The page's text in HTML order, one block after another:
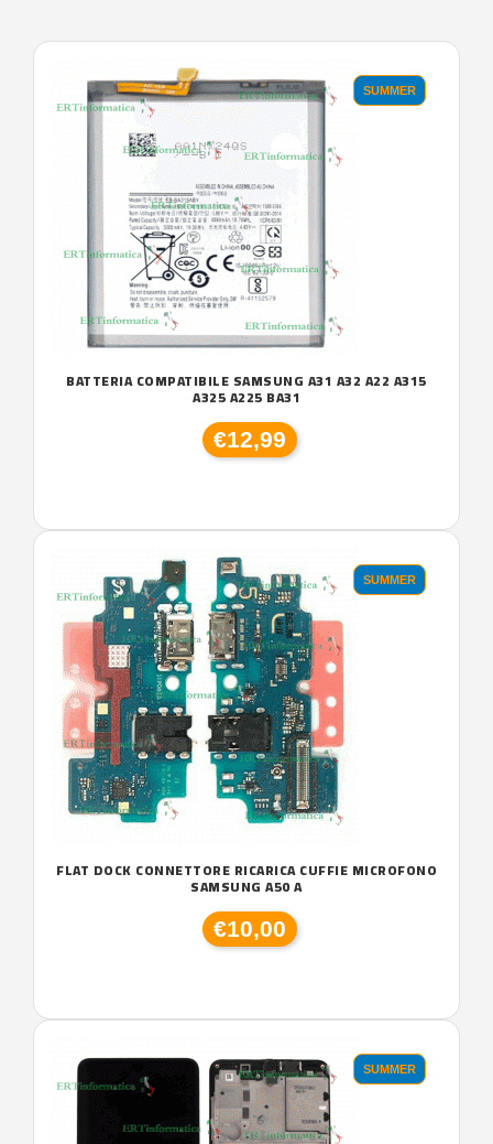
SUMMER
BATTERIA COMPATIBILE SAMSUNG A31 A32 A22 A315
A325 A225 BA31
€12,99
SUMMER
FLAT DOCK CONNETTORE RICARICA CUFFIE MICROFONO
SAMSUNG A50 A
€10,00
SUMMER